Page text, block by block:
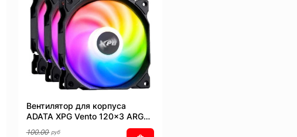
Вентилятор для корпуса
ADATA XPG Vento 120x3 ARGB
100.00 руб